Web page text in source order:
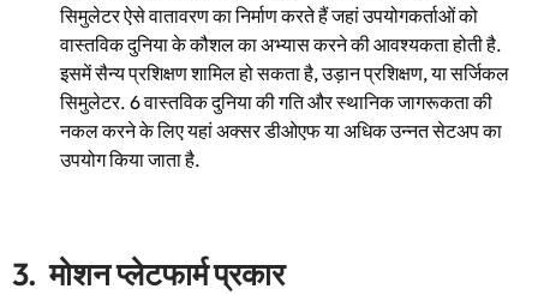
सिमुलेटर ऐसे वातावरण का निर्माण करते हैं जहां उपयोगकर्ताओं को
वास्तविक दुनिया के कौशल का अभ्यास करने की आवश्यकता होती है.
इसमें सैन्य प्रशिक्षण शामिल हो सकता है, उड़ान प्रशिक्षण, या सर्जिकल
सिमुलेटर. 6 वास्तविक दुनिया की गति और स्थानिक जागरूकता की
नकल करने के लिए यहां अक्सर डीओएफ या अधिक उन्नत सेटअप का
उपयोग किया जाता है.
3. मोशन प्लेटफार्म प्रकार